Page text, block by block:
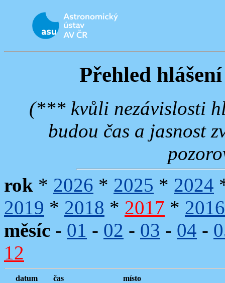
Přehled
(*** kvůli nezávislosti
budou čas a jasnost
rok * 2026 * 2025 * 2024
2019 * 2018 * 2017 * 2016
měsíc - 01 - 02 - 03 - 04 -
12
datum čas
místo